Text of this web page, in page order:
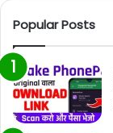
Popular Posts